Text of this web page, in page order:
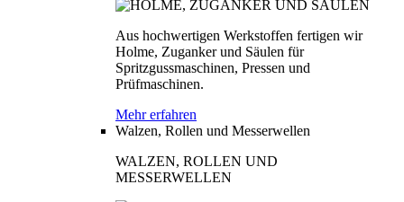
Aus hochwertigen Werkstoffen fertigen wir
Holme, Zuganker und Säulen für
Spritzgussmaschinen, Pressen und
Prüfmaschinen.
Mehr erfahren
Walzen, Rollen und Messerwellen
WALZEN, ROLLEN UND
MESSERWELLEN